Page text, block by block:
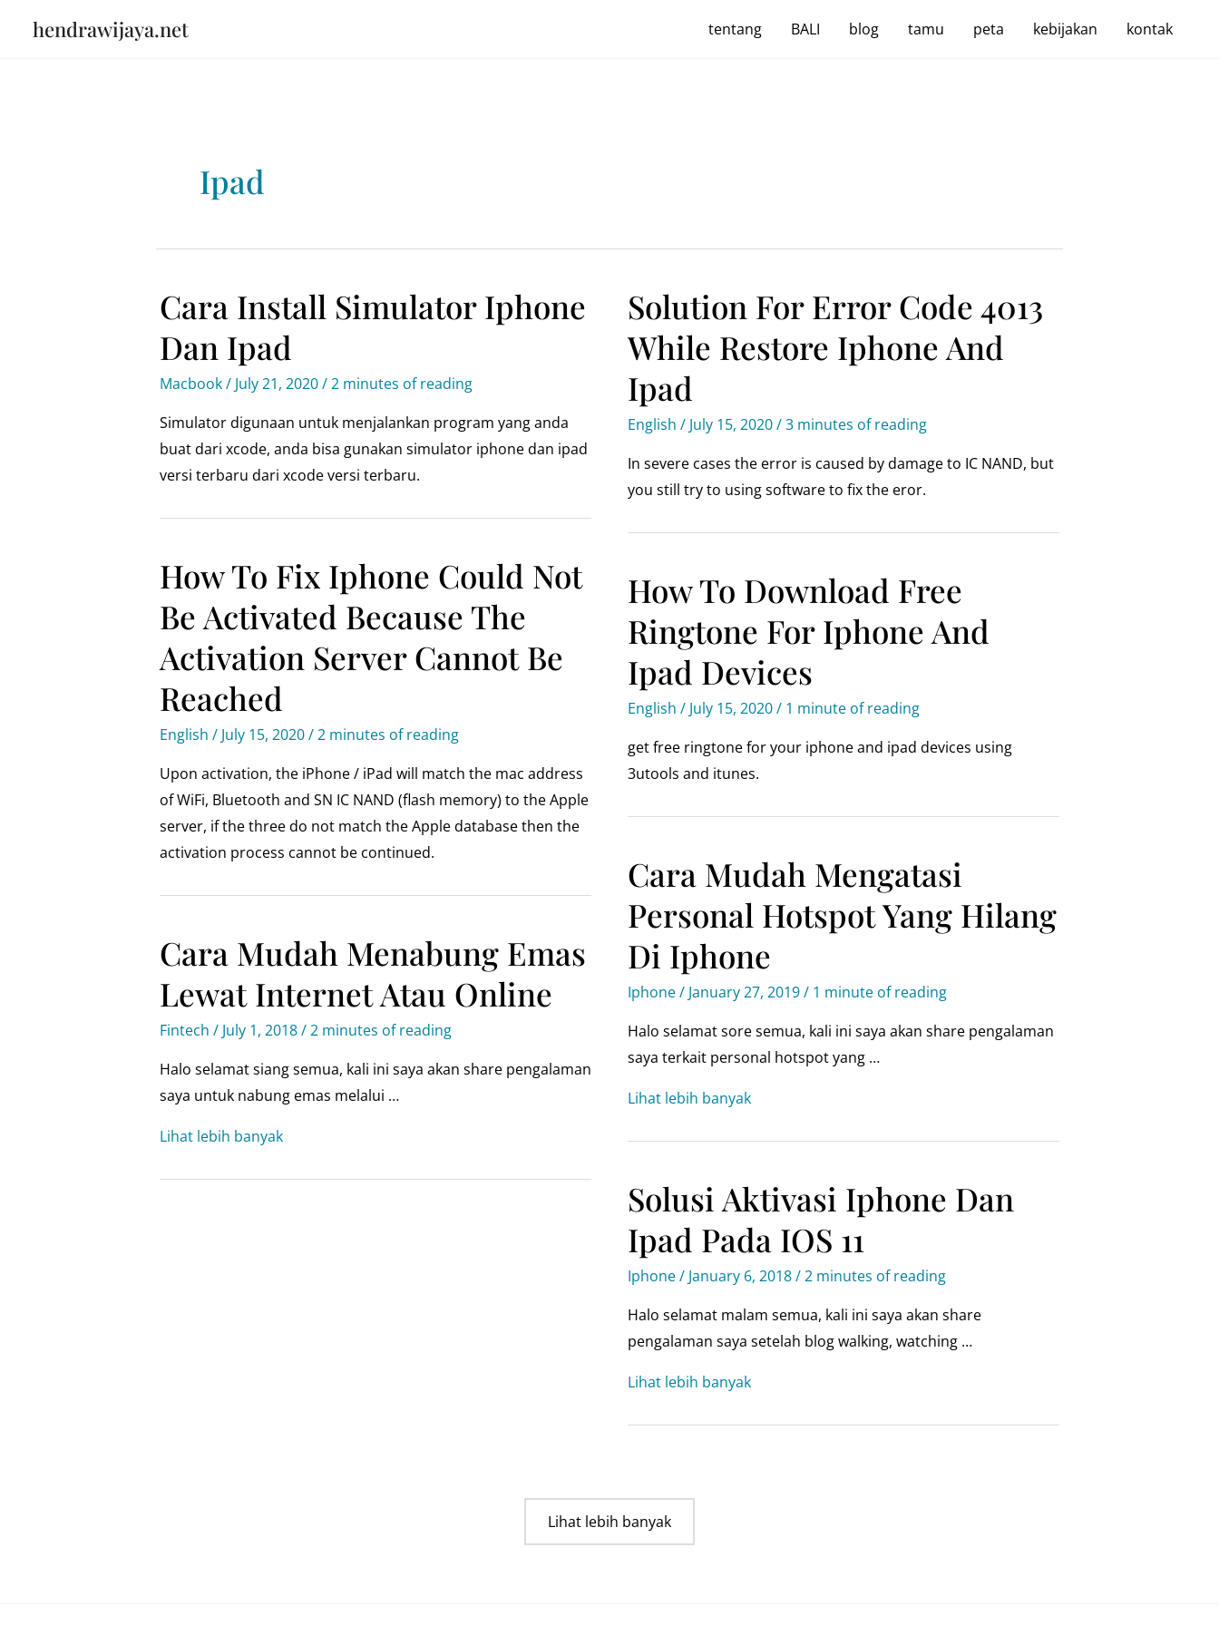
hendrawijaya.net tentang BALI blog tamu peta kebijakan kontak
Ipad
Cara Install Simulator Iphone
Dan Ipad
Macbook/ July 21, 2020/2 minutes of reading
Simulator digunaan untuk menjalankan program yang anda
buat dari xcode, anda bisa gunakan simulator iphone dan ipad
versi terbaru dari xcode versi terbaru.
Solution For Error Code 4013
While Restore Iphone And
Ipad
English / July 15, 2020/3 minutes of reading
In severe cases the error is caused by damage to IC NAND, but
you still try to using software to fix the eror.
How To Fix Iphone Could Not
Be Activated Because The
Activation Server Cannot Be
Reached
English / July 15, 2020/2 minutes of reading
Upon activation, the iPhone / iPad will match the mac address
of WiFi, Bluetooth and SN IC NAND (flash memory) to the Apple
server, if the three do not match the Apple database then the
activation process cannot be continued.
How To Download Free
Ringtone For Iphone And
Ipad Devices
English / July 15, 2020/ 1 minute of reading
get free ringtone for your iphone and ipad devices using
3utools and itunes.
Cara Mudah Mengatasi
Personal Hotspot Yang Hilang
Di Iphone
Iphone/ January 27, 2019/ 1 minute of reading
Halo selamat sore semua, kali ini saya akan share pengalaman
saya terkait personal hotspot yang …
Cara
hotspot
yang
hilang
di
iphone
Lihat lebih banyak
Cara Mudah Menabung Emas
Lewat Internet Atau Online
Fintech / July 1, 2018/2 minutes of reading
Halo selamat siang semua, kali ini saya akan share pengalaman
saya untuk nabung emas melalui …
Cara
Lihat lebih banyak
Solusi Aktivasi Iphone Dan
Ipad Pada IOS 11
Iphone/ January 6, 2018/2 minutes of reading
Halo selamat malam semua, kali ini saya akan share
pengalaman saya setelah blog walking, watching …
Solusi
iOS
Lihat lebih banyak
Lihat lebih banyak